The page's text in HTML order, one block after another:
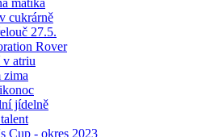
matika
cukrárně
27.5.
Rover
v atriu
zima
jídelně
Cup - okres 2023